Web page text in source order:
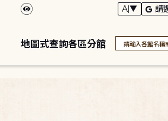
地圖式查詢各區分館